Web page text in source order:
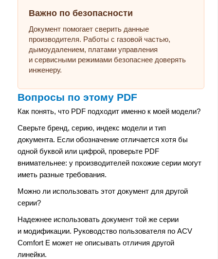
Важно по безопасности
Документ помогает сверить данные
производителя. Работы с газовой частью,
дымоудалением, платами управления
и сервисными режимами безопаснее доверять
инженеру.
Вопросы по этому PDF
Как понять, что PDF подходит именно к моей модели?
Сверьте бренд, серию, индекс модели и тип
документа. Если обозначение отличается хотя бы
одной буквой или цифрой, проверьте PDF
внимательнее: у производителей похожие серии могут
иметь разные требования.
Можно ли использовать этот документ для другой
серии?
Надежнее использовать документ той же серии
и модификации. Руководство пользователя по ACV
Comfort E может не описывать отличия другой
линейки.